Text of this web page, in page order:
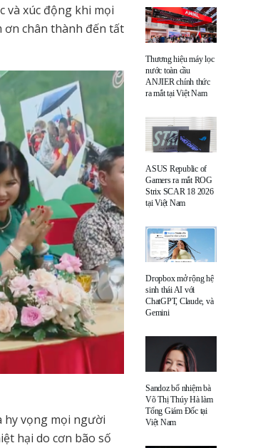
và xúc động khi mọi
ơn chân thành đến tất
hy vọng mọi người
hại do cơn bão số
Thương hiệu máy lọc
nước toàn cầu
ANJIER chính thức
ra mắt tại Việt Nam
ASUS Republic of
Gamers ra mắt ROG
Strix SCAR 18 2026
tại Việt Nam
Dropbox mở rộng hệ
sinh thái AI với
ChatGPT, Claude, và
Gemini
Sandoz bổ nhiệm bà
Võ Thị Thúy Hà làm
Tổng Giám Đốc tại
Việt Nam